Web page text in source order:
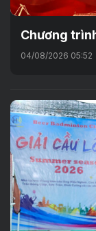
Chương
04/08/2026 05:52